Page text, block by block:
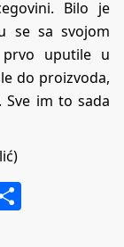
Bilo je
se sa svojom
uputile u
do proizvoda,
Sve im to sada